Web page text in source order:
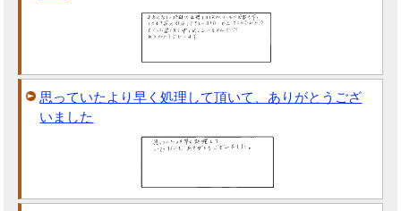
思っていたより早く処理して頂いて、ありがとうござ
いました